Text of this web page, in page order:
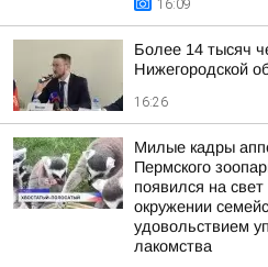
16:09
Более 14 тысяч
Нижегородской
16:26
Милые кадры
Пермского
появился на свет
окружении
удовольствием
лакомства